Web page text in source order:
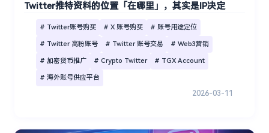
Twitter推特资料的位置「在哪里」，其实是IP决定
# Twitter账号购买 # X 账号购买 # 账号用途定位
# Twitter 高粉账号 # Twitter 账号交易 # Web3营销
# 加密货币推广 # Crypto Twitter # TGX Account
# 海外账号供应平台
2026-03-11